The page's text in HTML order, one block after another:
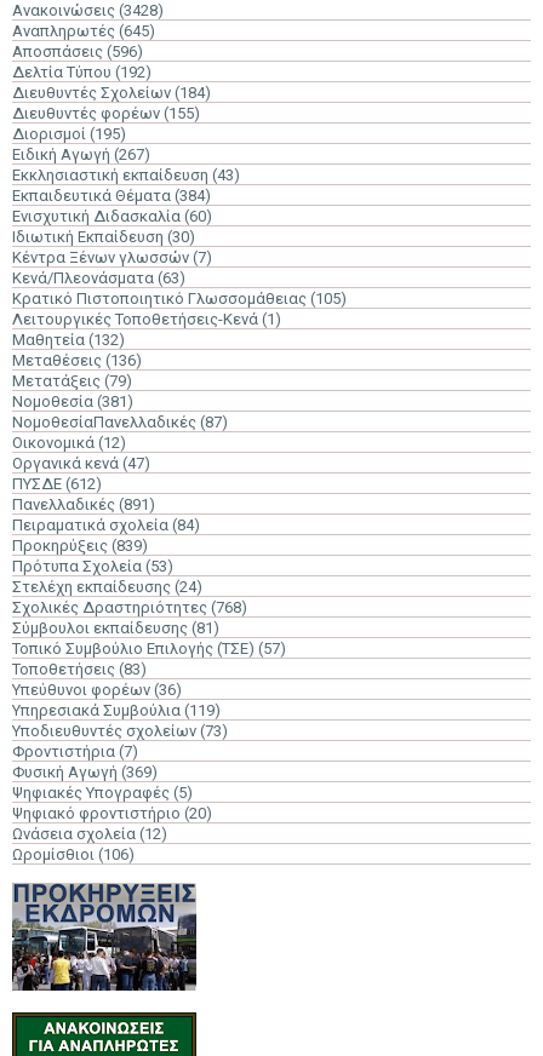
Ανακοινώσεις (3428)
Αναπληρωτές (645)
Αποσπάσεις (596)
Δελτία Τύπου (192)
Διευθυντές Σχολείων (184)
Διευθυντές φορέων (155)
Διορισμοί (195)
Ειδική Αγωγή (267)
Εκκλησιαστική εκπαίδευση (43)
Εκπαιδευτικά Θέματα (384)
Ενισχυτική Διδασκαλία (60)
Ιδιωτική Εκπαίδευση (30)
Κέντρα Ξένων γλωσσών (7)
Κενά/Πλεονάσματα (63)
Κρατικό Πιστοποιητικό Γλωσσομάθειας (105)
Λειτουργικές Τοποθετήσεις-Κενά (1)
Μαθητεία (132)
Μεταθέσεις (136)
Μετατάξεις (79)
Νομοθεσία (381)
ΝομοθεσίαΠανελλαδικές (87)
Οικονομικά (12)
Οργανικά κενά (47)
ΠΥΣΔΕ (612)
Πανελλαδικές (891)
Πειραματικά σχολεία (84)
Προκηρύξεις (839)
Πρότυπα Σχολεία (53)
Στελέχη εκπαίδευσης (24)
Σχολικές Δραστηριότητες (768)
Σύμβουλοι εκπαίδευσης (81)
Τοπικό Συμβούλιο Επιλογής (ΤΣΕ) (57)
Τοποθετήσεις (83)
Υπεύθυνοι φορέων (36)
Υπηρεσιακά Συμβούλια (119)
Υποδιευθυντές σχολείων (73)
Φροντιστήρια (7)
Φυσική Αγωγή (369)
Ψηφιακές Υπογραφές (5)
Ψηφιακό φροντιστήριο (20)
Ωνάσεια σχολεία (12)
Ωρομίσθιοι (106)